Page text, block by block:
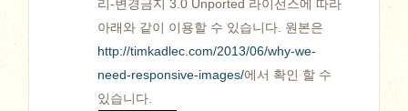
리-변경금지 3.0 Unported 라이선스에 따라
아래와 같이 이용할 수 있습니다. 원본은
http://timkadlec.com/2013/06/why-we-
need-responsive-images/에서 확인 할 수
있습니다.